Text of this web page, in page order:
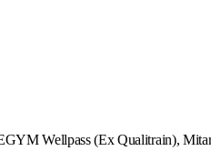
Wellpass (Ex Qualitrain),